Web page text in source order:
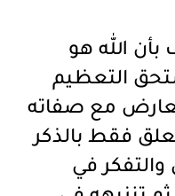
بأن الله هو
التعظيم
مع صفاته
فقط بالذكر
والتفكر في